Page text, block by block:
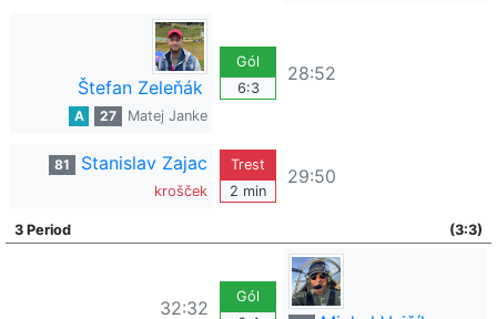
Štefan Zeleňák
A 27 Matej Janke
Gól
6:3
28:52
81 Stanislav Zajac
krošček
Trest
2 min
29:50
3 Period (3:3)
32:32
Gól